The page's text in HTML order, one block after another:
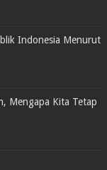
Indonesia Menurut
Mengapa Kita Tetap